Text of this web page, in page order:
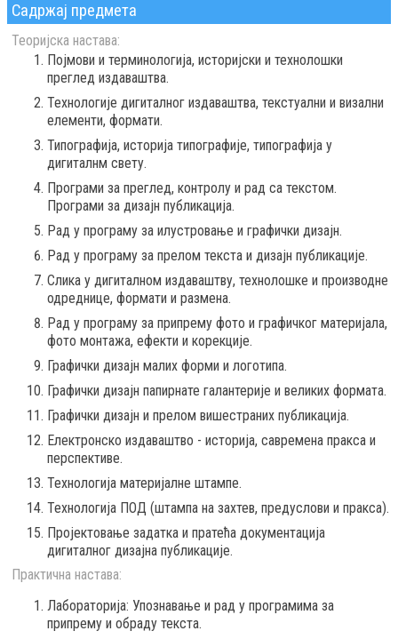
Садржај предмета
Теоријска настава:
Појмови и терминологија, историјски и технолошки
преглед издаваштва.
Технологије дигиталног издаваштва, текстуални и визални
елементи, формати.
Типографија, историја типографије, типографија у
дигиталнм свету.
Програми за преглед, контролу и рад са текстом.
Програми за дизајн публикација.
Рад у програму за илустровање и графички дизајн.
Рад у програму за прелом текста и дизајн публикације.
Слика у дигиталном издаваштву, технолошке и производне
одреднице, формати и размена.
Рад у програму за припрему фото и графичког материјала,
фото монтажа, ефекти и корекције.
Графички дизајн малих форми и логотипа.
Графички дизајн папирнате галантерије и великих формата.
Графички дизајн и прелом вишестраних публикација.
Електронско издаваштво - историја, савремена пракса и
перспективе.
Технологија материјалне штампе.
Технологија ПОД (штампа на захтев, предуслови и пракса).
Пројектовање задатка и пратећа документација
дигиталног дизајна публикације.
Практична настава:
Лабораторија: Упознавање и рад у програмима за
припрему и обраду текста.